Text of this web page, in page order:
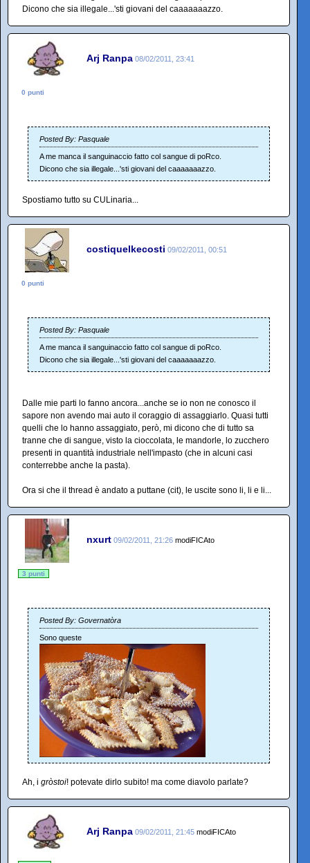
Dicono che sia illegale...'sti giovani del caaaaaaazzo.
Arj Ranpa 08/02/2011, 23:41
0 punti
Posted By: Pasquale
A me manca il sanguinaccio fatto col sangue di poRco.
Dicono che sia illegale...'sti giovani del caaaaaaazzo.
Spostiamo tutto su CULinaria...
costiquelkecosti 09/02/2011, 00:51
0 punti
Posted By: Pasquale
A me manca il sanguinaccio fatto col sangue di poRco.
Dicono che sia illegale...'sti giovani del caaaaaaazzo.
Dalle mie parti lo fanno ancora...anche se io non ne conosco il
sapore non avendo mai auto il coraggio di assaggiarlo. Quasi tutti
quelli che lo hanno assaggiato, però, mi dicono che di tutto sa
tranne che di sangue, visto la cioccolata, le mandorle, lo zucchero
presenti in quantità industriale nell'impasto (che in alcuni casi
conterrebbe anche la pasta).
Ora si che il thread è andato a puttane (cit), le uscite sono li, li e li...
nxurt 09/02/2011, 21:26 modiFICAto
3 punti
Posted By: Governatòra
Sono queste
Ah, i gròstoi! potevate dirlo subito! ma come diavolo parlate?
Arj Ranpa 09/02/2011, 21:45 modiFICAto